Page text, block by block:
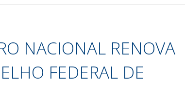
NACIONAL RENOVA
FEDERAL DE